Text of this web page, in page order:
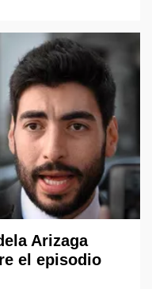
Arizaga
el episodio